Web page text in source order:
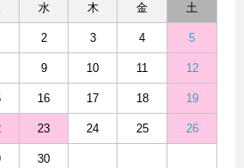
水 木 金 土
2 3 4 5
9 10 11 12
16 17 18 19
23 24 25 26
30